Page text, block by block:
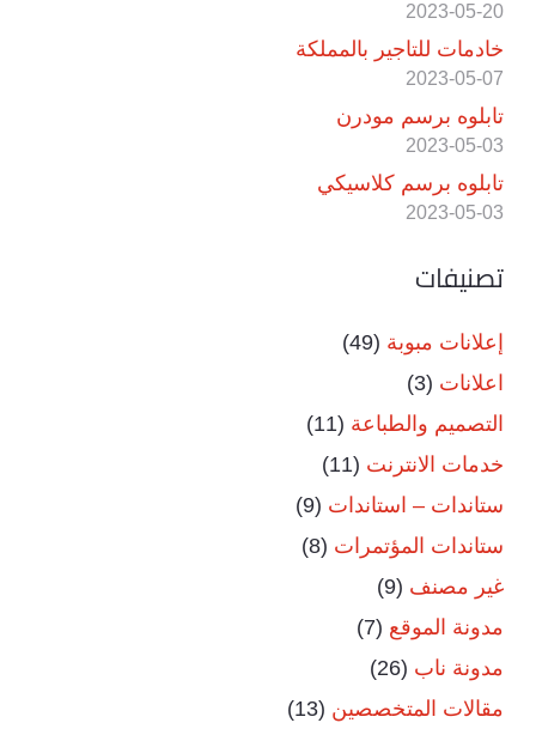
2023-05-20
خادمات للتاجير بالمملكة
2023-05-07
تابلوه برسم مودرن
2023-05-03
تابلوه برسم كلاسيكي
2023-05-03
تصنيفات
إعلانات مبوبة (49)
اعلانات (3)
التصميم والطباعة (11)
خدمات الانترنت (11)
ستاندات – استاندات (9)
ستاندات المؤتمرات (8)
غير مصنف (9)
مدونة الموقع (7)
مدونة ناب (26)
مقالات المتخصصين (13)